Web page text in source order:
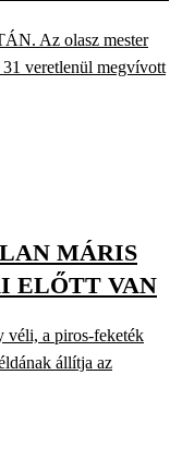
Az olasz mester
veretlenül megvívott
MÁRIS
ELŐTT VAN
véli, a piros-feketék
állítja az